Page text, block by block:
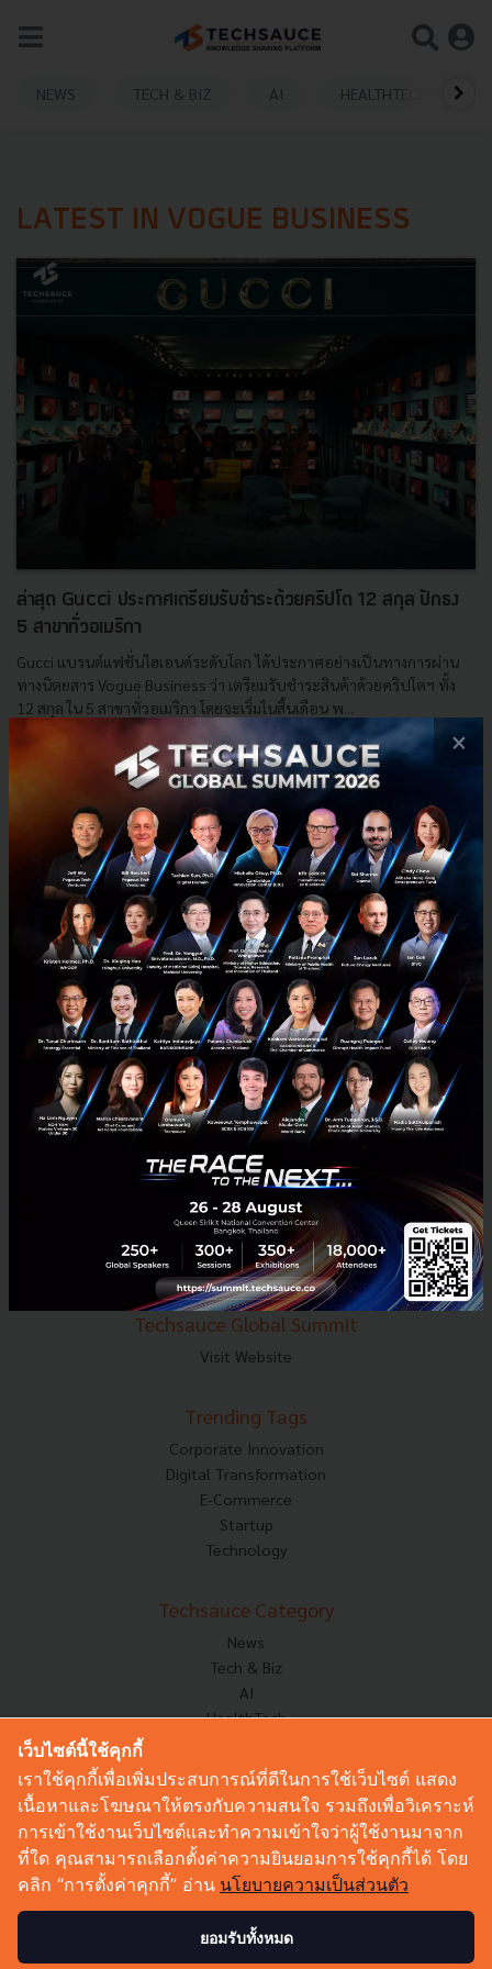
NEWS TECH & BIZ AI HEALTHTECH
LATEST IN VOGUE BUSINESS
ล่าสุด Gucci ประกาศเตรียมรับชำระด้วยคริปโต 12 สกุล ปักธง
5 สาขาทั่วอเมริกา
Gucci แบรนด์แฟชั่นไฮเอนด์ระดับโลก ได้ประกาศอย่างเป็นทางการผ่าน
ทางนิตยสาร Vogue Business ว่า เตรียมรับชำระสินค้าด้วยคริปโตฯ ทั้ง
12 สกุล ใน 5 สาขาทั่วอเมริกา โดยจะเริ่มในสิ้นเดือน พ...
| ByTechsauce Team
gucci bitcoin new-york Vogue Business
E-mail :contact@techsauce.co
Tel : 02-001-5375
Mobile : 06-4658-9500
Techsauce Media
About Techsauce
Techsauce Services
Privacy Policy
ส่งบทความ
Techsauce Global Summit
Visit Website
Trending Tags
Corporate Innovation
Digital Transformation
E-Commerce
Startup
Technology
Techsauce Category
News
Tech & Biz
AI
HealthTech
Corp Innov
Saucy Thoughts
Sustainable
Videos
Podcast
×
เว็บไซต์นี้ใช้คุกกี้
เราใช้คุกกี้เพื่อเพิ่มประสบการณ์ที่ดีในการใช้เว็บไซต์ แสดง
เนื้อหาและโฆษณาให้ตรงกับความสนใจ รวมถึงเพื่อวิเคราะห์
การเข้าใช้งานเว็บไซต์และทำความเข้าใจว่าผู้ใช้งานมาจาก
ที่ใด คุณสามารถเลือกตั้งค่าความยินยอมการใช้คุกกี้ได้ โดย
คลิก “การตั้งค่าคุกกี้” อ่าน นโยบายความเป็นส่วนตัว
ยอมรับทั้งหมด